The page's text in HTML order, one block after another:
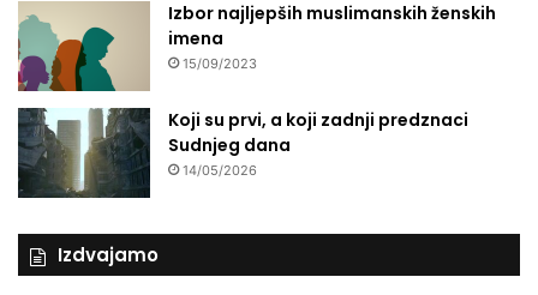
Izbor najljepših muslimanskih ženskih
imena
15/09/2023
Koji su prvi, a koji zadnji predznaci
Sudnjeg dana
14/05/2026
Izdvajamo